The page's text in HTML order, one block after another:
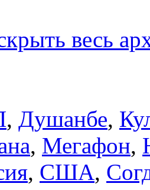
весь
, Душанбе,
, Мегафон,
, США,